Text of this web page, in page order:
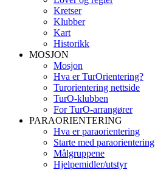
Kretser
Klubber
Kart
Historikk
MOSJON
Mosjon
Hva er TurOrientering?
Turorientering nettside
TurO-klubben
For TurO-arrangører
PARAORIENTERING
Hva er paraorientering
Starte med paraorientering
Målgruppene
Hjelpemidler/utstyr